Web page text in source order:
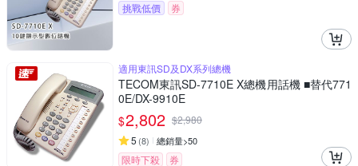
挑戰低價
券
適用東訊SD及DX系列總機
TECOM東訊SD-7710E X總機用話機 ■替代771
0E/DX-9910E
$2,802 $2,980
5 (8) 總銷量>50
限時下殺 券